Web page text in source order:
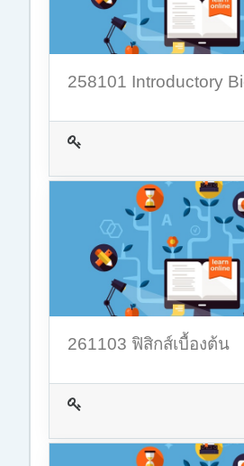
258101 Introductory
261103 ฟิสิกส์เบื้องต้น